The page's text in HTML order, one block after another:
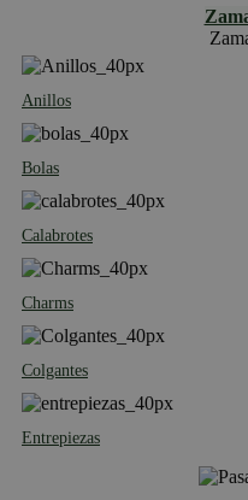
Anillos
Bolas
Calabrotes
Charms
Colgantes
Entrepiezas